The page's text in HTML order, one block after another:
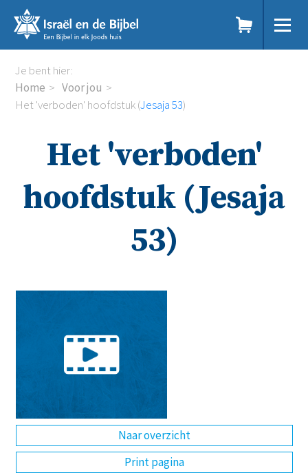
links
naar
de
inhoud
naar
Je bent hier:
Home
Voor jou
Het 'verboden' hoofdstuk (Jesaja 53)
Het 'verboden'
hoofdstuk (Jesaja
53)
Naar overzicht
Print pagina
Doe mee
Voor jou
Podcast
Magazine
Digitale nieuwsbrief
Agenda
Kinderwerk
Jongerenwerk
Het Studiehuis (cursus)
Over ons